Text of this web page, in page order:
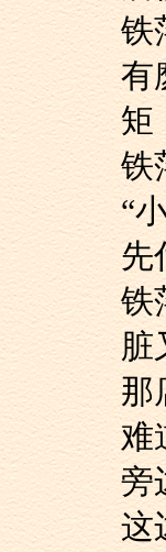
有
矩
先
脏
难
这